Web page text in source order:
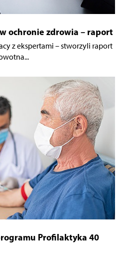
ochronie zdrowia – raport
z ekspertami – stworzyli raport
Profilaktyka 40